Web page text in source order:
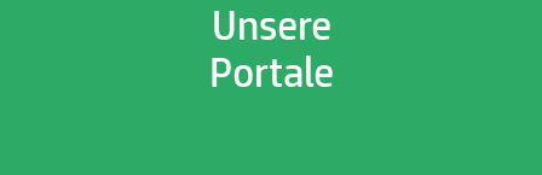
Unsere
Portale